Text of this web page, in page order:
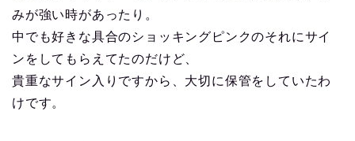
みが強い時があったり。
中でも好きな具合のショッキングピンクのそれにサイ
ンをしてもらえてたのだけど、
貴重なサイン入りですから、大切に保管をしていたわ
けです。